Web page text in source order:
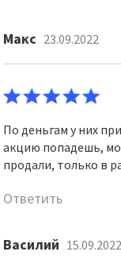
Макс 23.09.2022
По деньгам у них
акцию попадешь,
продали, только в
Ответить
Василий 15.09.2022